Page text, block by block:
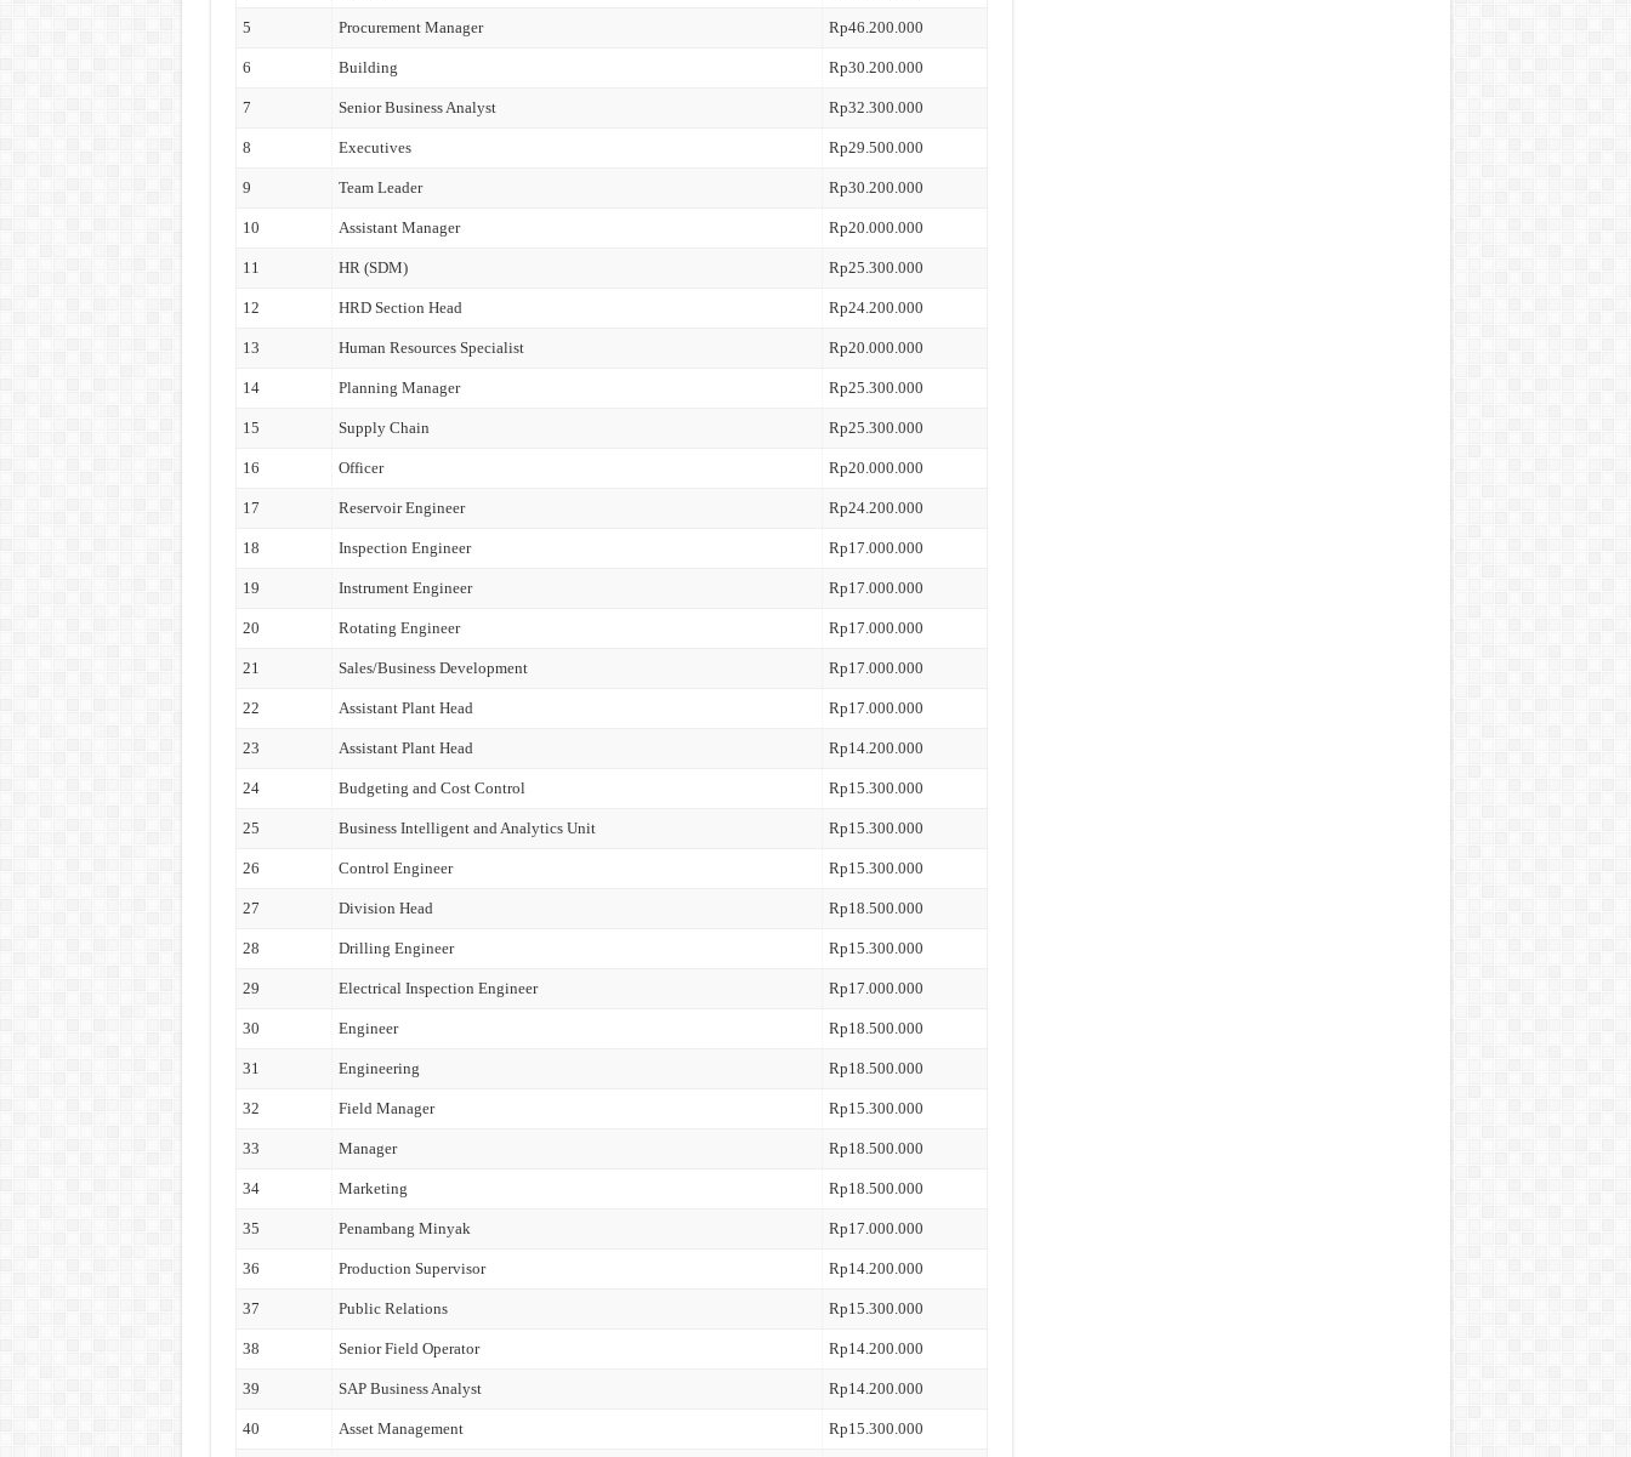
5 Procurement Manager Rp46.200.000
6 Building Rp30.200.000
7 Senior Business Analyst Rp32.300.000
8 Executives Rp29.500.000
9 Team Leader Rp30.200.000
10 Assistant Manager Rp20.000.000
11 HR (SDM) Rp25.300.000
12 HRD Section Head Rp24.200.000
13 Human Resources Specialist Rp20.000.000
14 Planning Manager Rp25.300.000
15 Supply Chain Rp25.300.000
16 Officer Rp20.000.000
17 Reservoir Engineer Rp24.200.000
18 Inspection Engineer Rp17.000.000
19 Instrument Engineer Rp17.000.000
20 Rotating Engineer Rp17.000.000
21 Sales/Business Development Rp17.000.000
22 Assistant Plant Head Rp17.000.000
23 Assistant Plant Head Rp14.200.000
24 Budgeting and Cost Control Rp15.300.000
25 Business Intelligent and Analytics Unit Rp15.300.000
26 Control Engineer Rp15.300.000
27 Division Head Rp18.500.000
28 Drilling Engineer Rp15.300.000
29 Electrical Inspection Engineer Rp17.000.000
30 Engineer Rp18.500.000
31 Engineering Rp18.500.000
32 Field Manager Rp15.300.000
33 Manager Rp18.500.000
34 Marketing Rp18.500.000
35 Penambang Minyak Rp17.000.000
36 Production Supervisor Rp14.200.000
37 Public Relations Rp15.300.000
38 Senior Field Operator Rp14.200.000
39 SAP Business Analyst Rp14.200.000
40 Asset Management Rp15.300.000